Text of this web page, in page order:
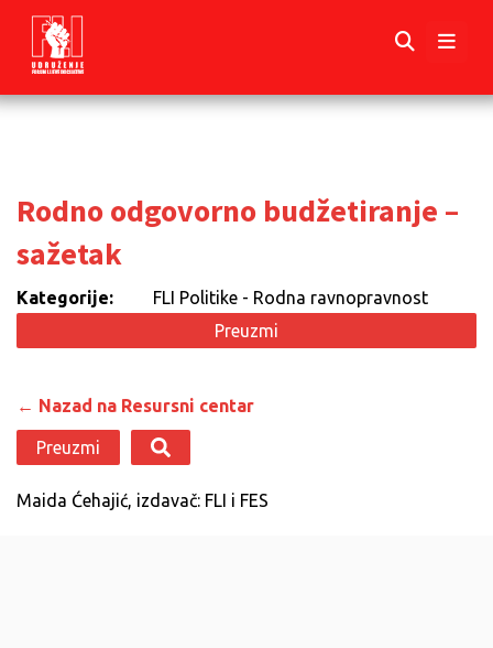
Rodno odgovorno budžetiranje –
sažetak
Kategorije:
FLI Politike - Rodna ravnopravnost
Preuzmi
← Nazad na Resursni centar
Maida Ćehajić, izdavač: FLI i FES
Preuzmi